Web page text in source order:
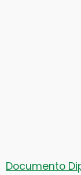
Documento